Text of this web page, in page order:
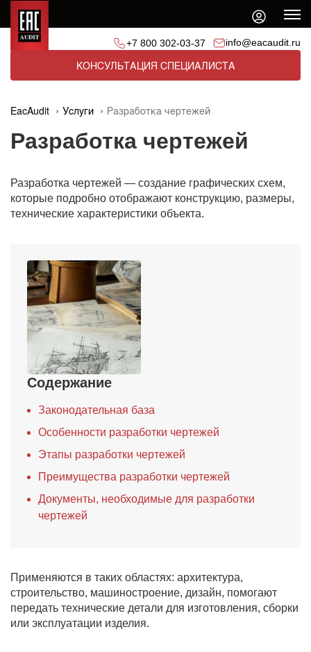
+7 800 302-03-37 info@eacaudit.ru
КОНСУЛЬТАЦИЯ СПЕЦИАЛИСТА
EacAudit Услуги Разработка чертежей
Разработка чертежей
Разработка чертежей — создание графических схем,
которые подробно отображают конструкцию, размеры,
технические характеристики объекта.
Содержание
Законодательная база
Особенности разработки чертежей
Этапы разработки чертежей
Преимущества разработки чертежей
Документы, необходимые для разработки
чертежей
Применяются в таких областях: архитектура,
строительство, машиностроение, дизайн, помогают
передать технические детали для изготовления, сборки
или эксплуатации изделия.